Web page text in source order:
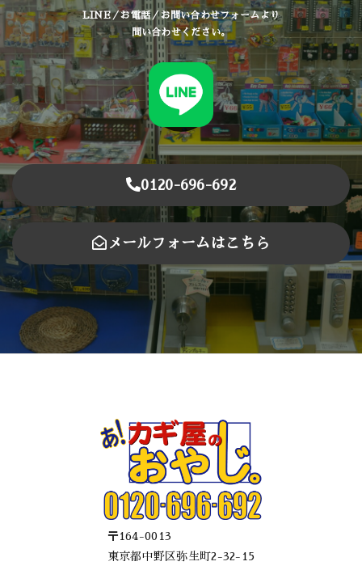
LINE／お電話／お問い合わせフォームより
問い合わせください。
0120-696-692
メールフォームはこちら
〒164-0013
東京都中野区弥生町2-32-15